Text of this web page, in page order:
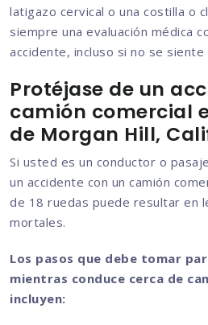
latigazo cervical o una costilla o
siempre una evaluación médica
accidente, incluso si no se siente
Protéjase de un
camión comercial
de Morgan Hill,
Si usted es un conductor o
un accidente con un camión
de 18 ruedas puede resultar en
mortales.
Los pasos que debe tomar
mientras conduce cerca de
incluyen: